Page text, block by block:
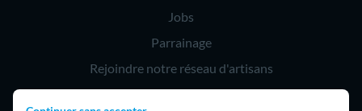
Jobs
Parrainage
Rejoindre notre réseau d'artisans